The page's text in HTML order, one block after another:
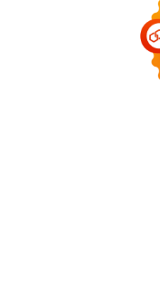
LINE Let's Get Rich x